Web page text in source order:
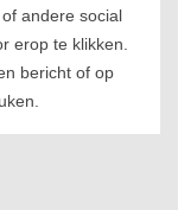
andere social
erop te klikken.
bericht of op